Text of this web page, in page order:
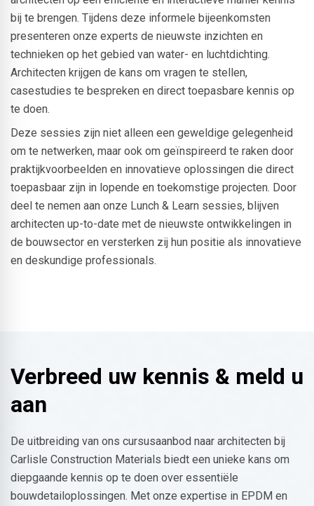
bij te brengen. Tijdens deze informele bijeenkomsten
presenteren onze experts de nieuwste inzichten en
technieken op het gebied van water- en luchtdichting.
Architecten krijgen de kans om vragen te stellen,
casestudies te bespreken en direct toepasbare kennis op
te doen.
Deze sessies zijn niet alleen een geweldige gelegenheid
om te netwerken, maar ook om geïnspireerd te raken door
praktijkvoorbeelden en innovatieve oplossingen die direct
toepasbaar zijn in lopende en toekomstige projecten. Door
deel te nemen aan onze Lunch & Learn sessies, blijven
architecten up-to-date met de nieuwste ontwikkelingen in
de bouwsector en versterken zij hun positie als innovatieve
en deskundige professionals.
Verbreed uw kennis & meld u
aan
De uitbreiding van ons cursusaanbod naar architecten bij
Carlisle Construction Materials biedt een unieke kans om
diepgaande kennis op te doen over essentiële
bouwdetailoplossingen. Met onze expertise in EPDM en